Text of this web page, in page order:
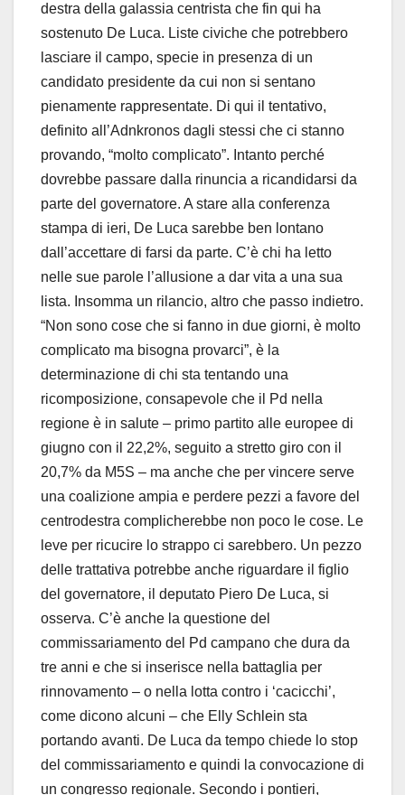
destra della galassia centrista che fin qui ha
sostenuto De Luca. Liste civiche che potrebbero
lasciare il campo, specie in presenza di un
candidato presidente da cui non si sentano
pienamente rappresentate. Di qui il tentativo,
definito all’Adnkronos dagli stessi che ci stanno
provando, “molto complicato”. Intanto perché
dovrebbe passare dalla rinuncia a ricandidarsi da
parte del governatore. A stare alla conferenza
stampa di ieri, De Luca sarebbe ben lontano
dall’accettare di farsi da parte. C’è chi ha letto
nelle sue parole l’allusione a dar vita a una sua
lista. Insomma un rilancio, altro che passo indietro.
“Non sono cose che si fanno in due giorni, è molto
complicato ma bisogna provarci”, è la
determinazione di chi sta tentando una
ricomposizione, consapevole che il Pd nella
regione è in salute – primo partito alle europee di
giugno con il 22,2%, seguito a stretto giro con il
20,7% da M5S – ma anche che per vincere serve
una coalizione ampia e perdere pezzi a favore del
centrodestra complicherebbe non poco le cose. Le
leve per ricucire lo strappo ci sarebbero. Un pezzo
delle trattativa potrebbe anche riguardare il figlio
del governatore, il deputato Piero De Luca, si
osserva. C’è anche la questione del
commissariamento del Pd campano che dura da
tre anni e che si inserisce nella battaglia per
rinnovamento – o nella lotta contro i ‘cacicchi’,
come dicono alcuni – che Elly Schlein sta
portando avanti. De Luca da tempo chiede lo stop
del commissariamento e quindi la convocazione di
un congresso regionale. Secondo i pontieri,